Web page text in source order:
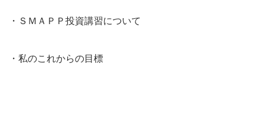
・ＳＭＡＰＰ投資講習について
・私のこれからの目標